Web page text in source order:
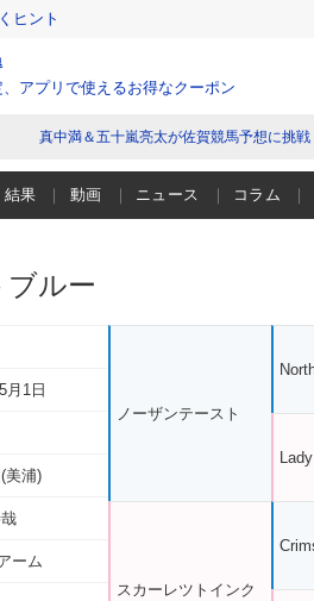
ヒント
アプリで使えるお得なクーポン
真中満＆五十嵐亮太が佐賀競馬予想に挑戦
結果 動画 ニュース コラム
ブルー
月1日
(美浦)
ーム
ノーザンテースト
スカーレツトインク